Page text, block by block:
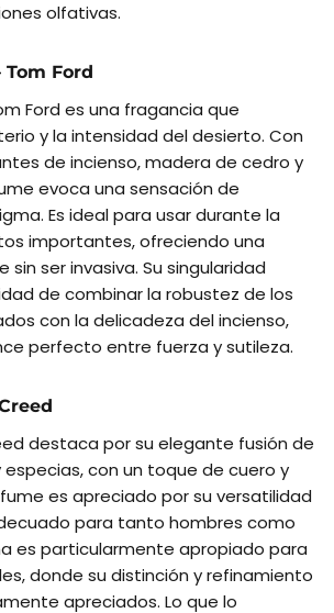
olfativas.
Tom Ford
Ford es una fragancia que
y la intensidad del desierto. Con
de incienso, madera de cedro y
evoca una sensación de
Es ideal para usar durante la
importantes, ofreciendo una
ser invasiva. Su singularidad
de combinar la robustez de los
con la delicadeza del incienso,
perfecto entre fuerza y sutileza.
destaca por su elegante fusión de
con un toque de cuero y
es apreciado por su versatilidad
para tanto hombres como
es particularmente apropiado para
donde su distinción y refinamiento
apreciados. Lo que lo